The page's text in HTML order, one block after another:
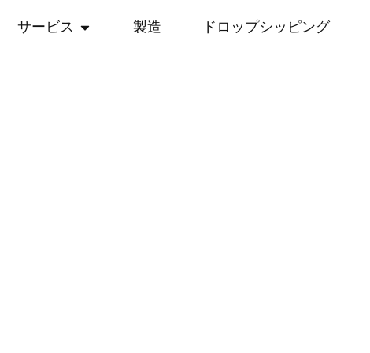
サービス 製造 ドロップシッピング